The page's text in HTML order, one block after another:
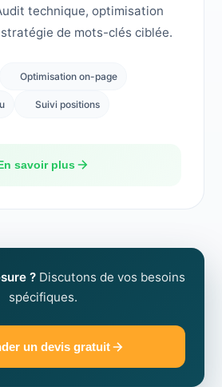
technique, optimisation
de mots-clés ciblée.
Optimisation on-page
Suivi positions
savoir plus
?Discutons de vos besoins
spécifiques.
un devis gratuit